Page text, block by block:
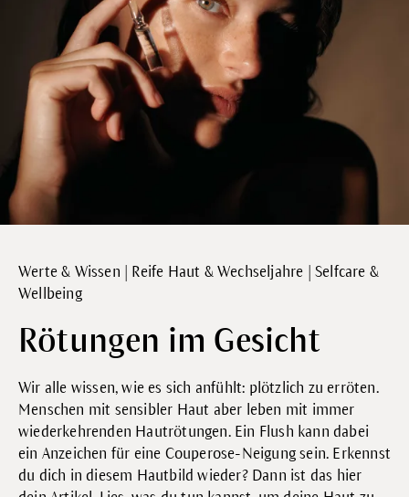
Werte & Wissen | Reife Haut & Wechseljahre | Selfcare &
Wellbeing
Rötungen im Gesicht
Wir alle wissen, wie es sich anfühlt: plötzlich zu erröten.
Menschen mit sensibler Haut aber leben mit immer
wiederkehrenden Hautrötungen. Ein Flush kann dabei
ein Anzeichen für eine Couperose-Neigung sein. Erkennst
du dich in diesem Hautbild wieder? Dann ist das hier